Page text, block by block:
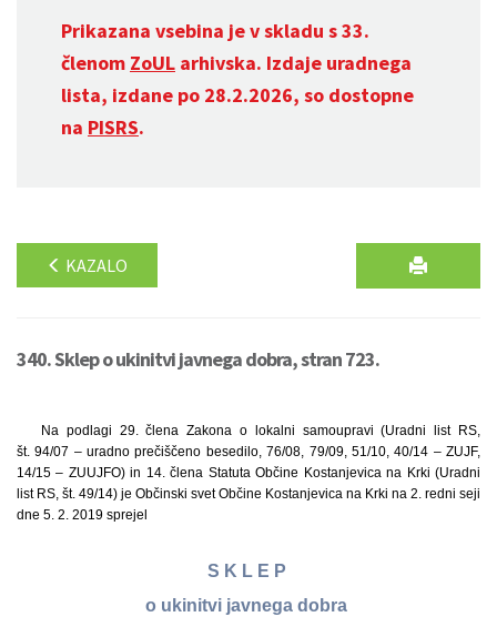
Prikazana vsebina je v skladu s 33.
členom ZoUL arhivska. Izdaje uradnega
lista, izdane po 28.2.2026, so dostopne
na PISRS.
KAZALO
340. Sklep o ukinitvi javnega dobra, stran 723.
Na podlagi 29. člena Zakona o lokalni samoupravi (Uradni list RS,
št. 94/07 – uradno prečiščeno besedilo, 76/08, 79/09, 51/10, 40/14 – ZUJF,
14/15 – ZUUJFO) in 14. člena Statuta Občine Kostanjevica na Krki (Uradni
list RS, št. 49/14) je Občinski svet Občine Kostanjevica na Krki na 2. redni seji
dne 5. 2. 2019 sprejel
S K L E P
o ukinitvi javnega dobra